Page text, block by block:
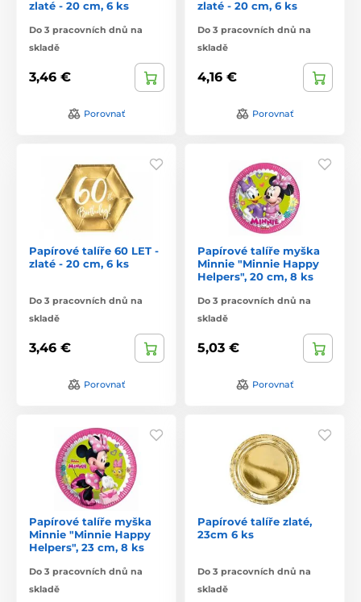
zlaté - 20 cm, 6 ks
Do 3 pracovních dnů na
skladě
3,46 €
Porovnať
zlaté - 20 cm, 6 ks
Do 3 pracovních dnů na
skladě
4,16 €
Porovnať
Papírové talíře 60 LET -
zlaté - 20 cm, 6 ks
Do 3 pracovních dnů na
skladě
3,46 €
Porovnať
Papírové talíře myška
Minnie "Minnie Happy
Helpers", 20 cm, 8 ks
Do 3 pracovních dnů na
skladě
5,03 €
Porovnať
Papírové talíře myška
Minnie "Minnie Happy
Helpers", 23 cm, 8 ks
Do 3 pracovních dnů na
skladě
Papírové talíře zlaté,
23cm 6 ks
Do 3 pracovních dnů na
skladě